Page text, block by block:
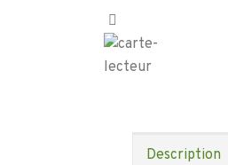
Description